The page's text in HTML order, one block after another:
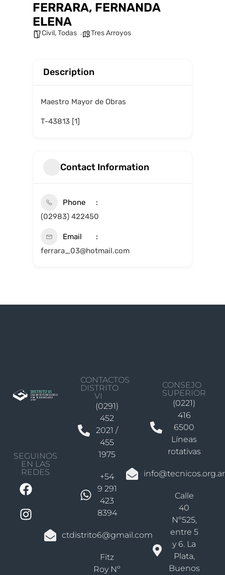
FERRARA, FERNANDA
ELENA
Civil,Todas Tres Arroyos
Description
Maestro Mayor de Obras
T-43813 [1]
Contact Information
Phone
(02983) 422450
Email
ferrara_03@hotmail.com
SEGUINOS
EN LAS
REDES
CONTACTOS
DISTRITO
VI
(0291)
452
2021 /
455
1975
+54
9 291
423
8394
ctdistrito6@gmail.com
Fitz
Roy Nº
CONSEJO
SUPERIOR
(0221)
416
6500
Líneas
rotativas
info@tecnicos.org.ar
Calle
40
Nº525,
entre 5
y 6. La
Plata,
Buenos